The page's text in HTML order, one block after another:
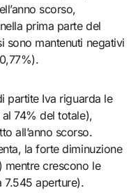
scorso,
prima parte del
sono mantenuti negativi
partite Iva riguarda le
74% del totale),
all’anno scorso.
la forte diminuzione
crescono le
7.545 aperture).